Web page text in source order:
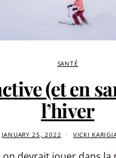
SANTÉ
(et en
l’hiver
JANUARY 25, 2022 VICKI